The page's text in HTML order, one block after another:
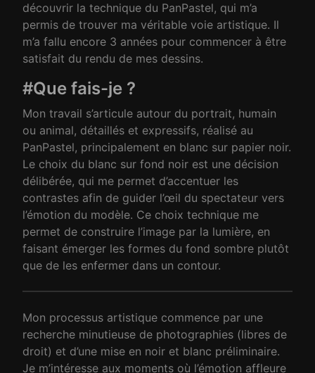
découvrir la technique du PanPastel, qui m’a
permis de trouver ma véritable voie artistique. Il
m’a fallu encore 3 années pour commencer à être
satisfait du rendu de mes dessins.
#Que fais-je ?
Mon travail s’articule autour du portrait, humain
ou animal, détaillés et expressifs, réalisé au
PanPastel, principalement en blanc sur papier noir.
Le choix du blanc sur fond noir est une décision
délibérée, qui me permet d’accentuer les
contrastes afin de guider l’œil du spectateur vers
l’émotion du modèle. Ce choix technique me
permet de construire l’image par la lumière, en
faisant émerger les formes du fond sombre plutôt
que de les enfermer dans un contour.
Mon processus artistique commence par une
recherche minutieuse de photographies (libres de
droit) et d’une mise en noir et blanc préliminaire.
Je m’intéresse aux moments où l’émotion affleure